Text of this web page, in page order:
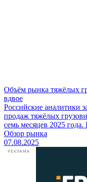
Объём рынка тяжёлых
вдвое
Российские аналитики
продаж тяжёлых
семь месяцев 2025
Обзор рынка
07.08.2025
РЕКЛАМА